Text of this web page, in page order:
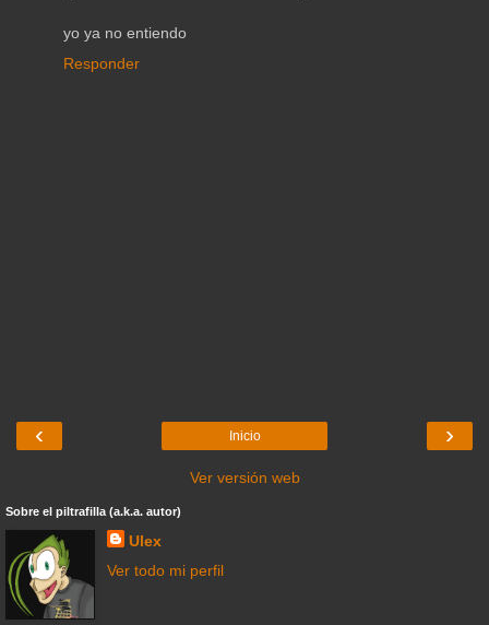
yo ya no entiendo
Responder
‹ ›
Inicio
Ver versión web
Sobre el piltrafilla (a.k.a. autor)
Ulex
Ver todo mi perfil